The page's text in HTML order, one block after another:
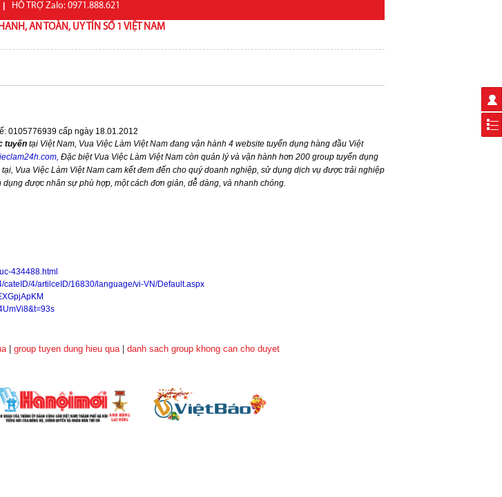
HỖ TRỢ Zalo: 0971.888.621
AN TOÀN, UY TÍN SỐ 1 VIỆT NAM
0105776939 cấp ngày 18.01.2012
tuyến tại Việt Nam, Vua Việc Làm Việt Nam đang vận hành 4 website tuyển dụng hàng đầu Việt
, Đặc biệt Vua Việc Làm Việt Nam còn quản lý và vận hành hơn 200 group tuyển dụng
Vua Việc Làm Việt Nam cam kết đem đến cho quý doanh nghiệp, sử dụng dịch vụ được trải nghiệp
được nhân sự phù hợp, một cách đơn giản, dễ dàng, và nhanh chóng.
434488.html
4/artilceID/16830/language/vi-VN/Default.aspx
| group tuyen dung hieu qua| danh sach group khong can cho duyet